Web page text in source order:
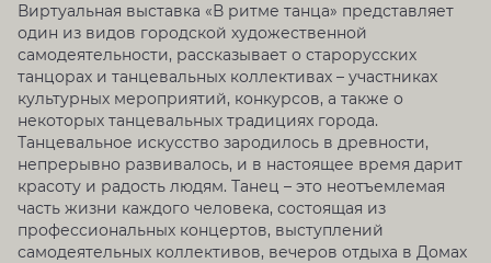
Виртуальная выставка «В ритме танца» представляет
один из видов городской художественной
самодеятельности, рассказывает о старорусских
танцорах и танцевальных коллективах – участниках
культурных мероприятий, конкурсов, а также о
некоторых танцевальных традициях города.
Танцевальное искусство зародилось в древности,
непрерывно развивалось, и в настоящее время дарит
красоту и радость людям. Танец – это неотъемлемая
часть жизни каждого человека, состоящая из
профессиональных концертов, выступлений
самодеятельных коллективов, вечеров отдыха в Домах